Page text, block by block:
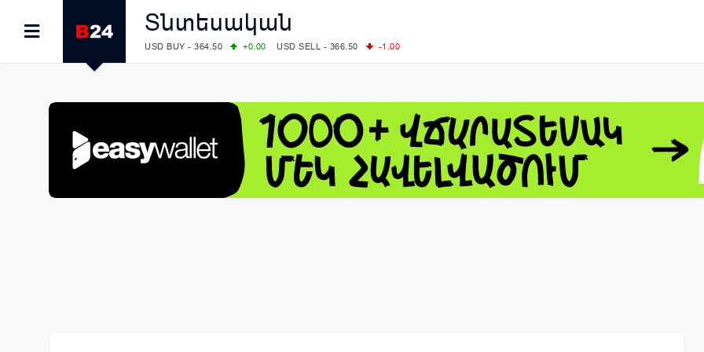
Տնտեսական
USD BUY - 364.50 +0.00 USD SELL - 366.50
-1.00
COMEX: PLATINUM - 1765.90
LME: ALUMINIUM - 3184.00
-0.27 COPPER - 13791.00
-0.12
LME: NICKEL - 17249.00
+0.09 TIN - 55268.00
+2.50
LME: LEAD - 1877.50
-1.00 ZINC - 3643.00
+1.43
FOREX: USD/JPY - 157.68
+0.12 EUR/GBP - 1.1548
+0.11
FOREX: EUR/USD - 1.1548
+0.11 GBP/USD - 1.3459
+0.04